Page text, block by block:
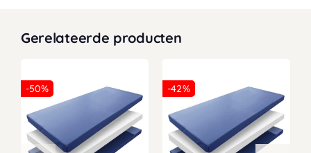
Gerelateerde producten
-50% -42%